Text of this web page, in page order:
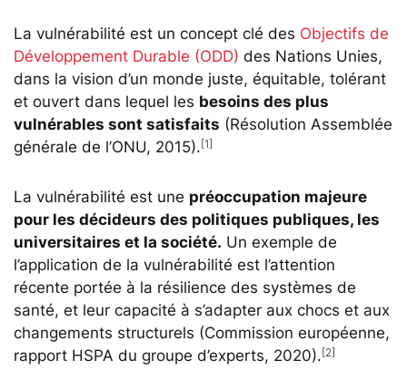
La vulnérabilité est un concept clé des Objectifs de
Développement Durable (ODD) des Nations Unies,
dans la vision d’un monde juste, équitable, tolérant
et ouvert dans lequel les besoins des plus
vulnérables sont satisfaits (Résolution Assemblée
générale de l’ONU, 2015). [1]
La vulnérabilité est une préoccupation majeure
pour les décideurs des politiques publiques, les
universitaires et la société. Un exemple de
l’application de la vulnérabilité est l’attention
récente portée à la résilience des systèmes de
santé, et leur capacité à s’adapter aux chocs et aux
changements structurels (Commission européenne,
rapport HSPA du groupe d’experts, 2020). [2]